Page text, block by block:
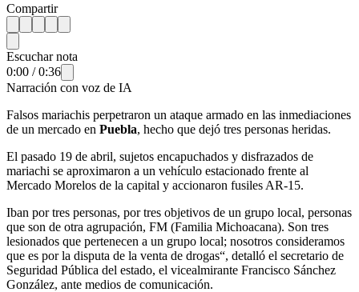
Compartir
Escuchar nota
0:00 /0:36
Narración con voz de IA
Falsos mariachis perpetraron un ataque armado en las inmediaciones
de un mercado en Puebla, hecho que dejó tres personas heridas.
El pasado 19 de abril, sujetos encapuchados y disfrazados de
mariachi se aproximaron a un vehículo estacionado frente al
Mercado Morelos de la capital y accionaron fusiles AR-15.
Iban por tres personas, por tres objetivos de un grupo local, personas
que son de otra agrupación, FM (Familia Michoacana). Son tres
lesionados que pertenecen a un grupo local; nosotros consideramos
que es por la disputa de la venta de drogas“, detalló el secretario de
Seguridad Pública del estado, el vicealmirante Francisco Sánchez
González, ante medios de comunicación.